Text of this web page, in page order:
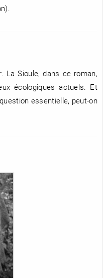
La Sioule, dans ce roman,
écologiques actuels. Et
essentielle, peut-on